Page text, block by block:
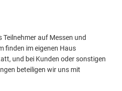
auf Messen und
finden im eigenen Haus
und bei Kunden oder sonstigen
beteiligen wir uns mit